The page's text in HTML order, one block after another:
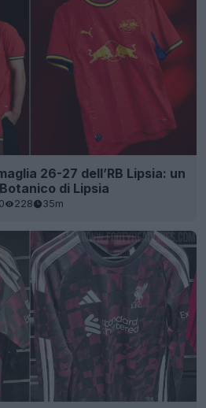
26-27 dell’RB Lipsia: un
di Lipsia
0 228 35m